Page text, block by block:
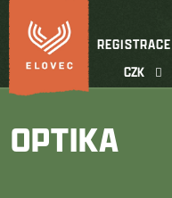
Přejít
na
obsah
CZK
REGISTRACE
OPTIKA